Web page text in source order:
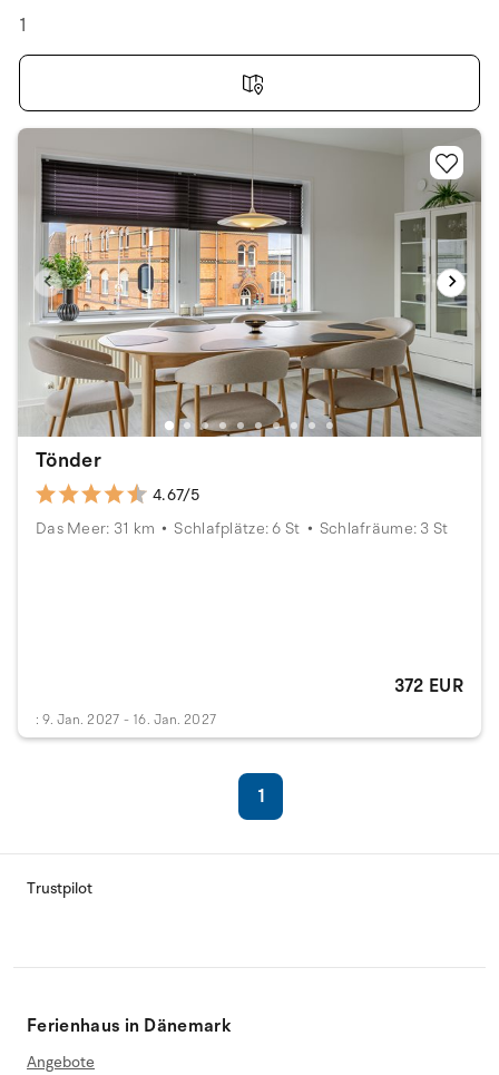
1
Tönder
4.67/5
Das Meer: 31 km
Schlafplätze: 6 St Schlafräume: 3 St
372 EUR
: 9. Jan. 2027 - 16. Jan. 2027
1
Trustpilot
Ferienhaus in Dänemark
Angebote